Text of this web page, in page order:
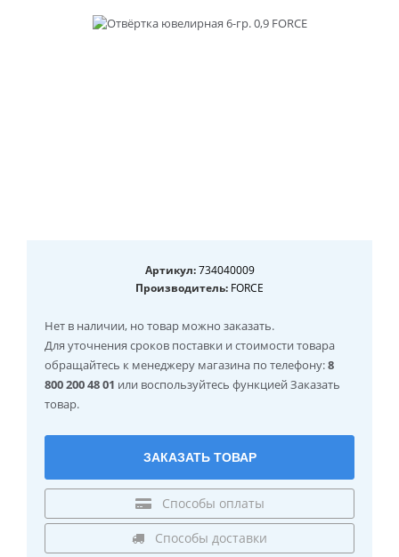
Артикул:734040009
Производитель: FORCE
Нет в наличии, но товар можно заказать.
Для уточнения сроков поставки и стоимости товара
обращайтесь к менеджеру магазина по телефону:8
800 200 48 01 или воспользуйтесь функцией Заказать
товар.
ЗАКАЗАТЬ ТОВАР
Способы оплаты
Способы доставки